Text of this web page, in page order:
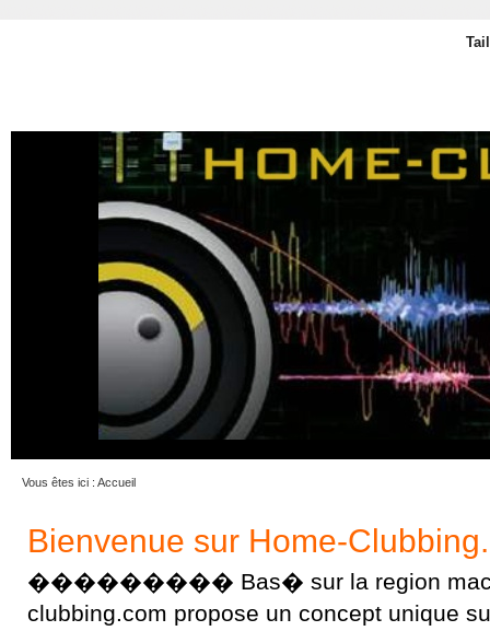
Vous êtes ici : Accueil
Bienvenue sur Home-
��������� Bas� sur la region
clubbing.com propose un concept unique